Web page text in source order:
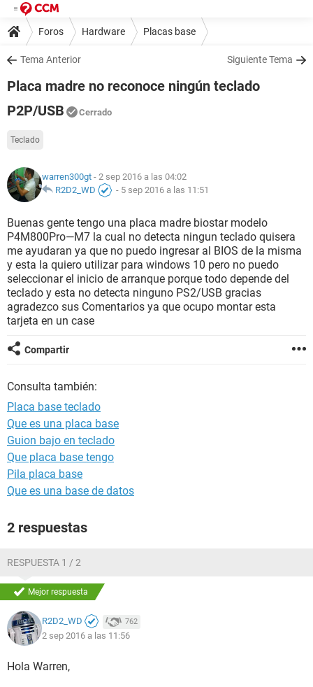
Foros Hardware Placas base
Tema Anterior Siguiente Tema
Placa madre no reconoce ningún teclado
P2P/USB
Cerrado
Teclado
warren300gt - 2 sep 2016 a las 04:02
R2D2_WD
- 5 sep 2016 a las 11:51
Buenas gente tengo una placa madre biostar modelo
P4M800Pro—M7 la cual no detecta ningun teclado quisera
me ayudaran ya que no puedo ingresar al BIOS de la misma
y esta la quiero utilizar para windows 10 pero no puedo
seleccionar el inicio de arranque porque todo depende del
teclado y esta no detecta ninguno PS2/USB gracias
agradezco sus Comentarios ya que ocupo montar esta
tarjeta en un case
Compartir
Consulta también:
Placa base teclado
Que es una placa base
Guion bajo en teclado
Que placa base tengo
Pila placa base
Que es una base de datos
2 respuestas
RESPUESTA 1 / 2
Mejor respuesta
R2D2_WD 762
2 sep 2016 a las 11:56
Hola Warren,